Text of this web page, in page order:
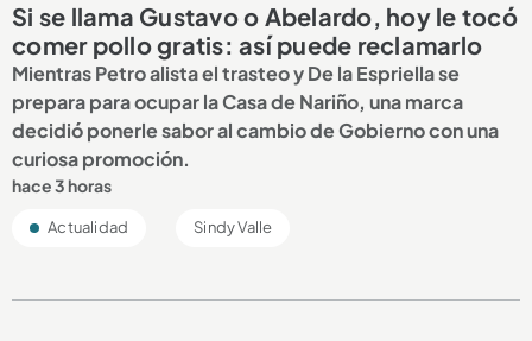
Si se llama Gustavo o Abelardo, hoy le tocó
comer pollo gratis: así puede reclamarlo
Mientras Petro alista el trasteo y De la Espriella se
prepara para ocupar la Casa de Nariño, una marca
decidió ponerle sabor al cambio de Gobierno con una
curiosa promoción.
hace 3 horas
Actualidad Sindy Valle